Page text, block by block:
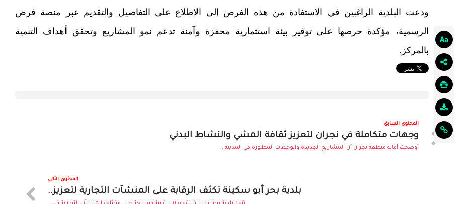
ودعت البلدية الراغبين في الاستفادة من هذه الفرص إلى الاطلاع على التفاصيل والتقديم عبر منصة فرص
الرسمية، مؤكدة حرصها على توفير بيئة استثمارية محفزة وآمنة تدعم نمو المشاريع وتحقق أهداف التنمية
بالمركز.
المحتوى السابق
وجهات متكاملة في نجران لتعزيز ثقافة المشي والنشاط البدني
أوضحت أمانة منطقة نجران أن المشاريع الجديدة والوجهات المطورة في المدينة...
المحتوى التالي
بلدية بحر أبو سكينة تكثف الرقابة على المنشآت التجارية لتعزيز..